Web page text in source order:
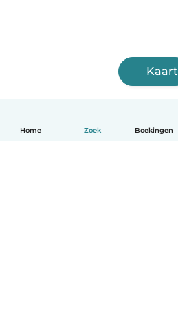
Home Zoek Boekingen
Kaart